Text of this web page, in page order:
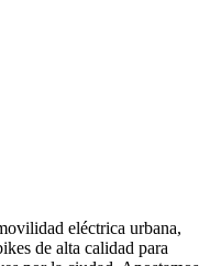
eléctrica urbana,
de alta calidad para